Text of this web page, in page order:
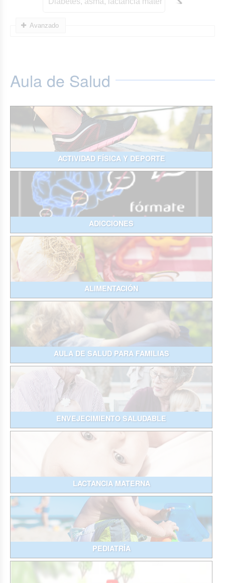
Avanzado
Aula de Salud
ACTIVIDAD FÍSICA Y DEPORTE
ADICCIONES
ALIMENTACIÓN
AULA DE SALUD PARA FAMILIAS
ENVEJECIMIENTO SALUDABLE
LACTANCIA MATERNA
PEDIATRÍA